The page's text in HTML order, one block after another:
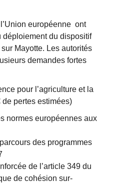
européenne ont
déploiement du dispositif
Mayotte. Les autorités
demandes fortes
pour l’agriculture et la
pertes estimées)
normes européennes aux
des programmes
de l’article 349 du
de cohésion sur-